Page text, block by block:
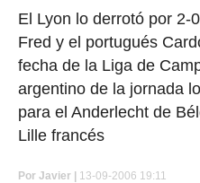
El Lyon lo derrotó por 2-
Fred y el portugués
fecha de la Liga de
argentino de la jornada
para el Anderlecht de
Lille francés
Por Javier | 13-09-2006 19:11